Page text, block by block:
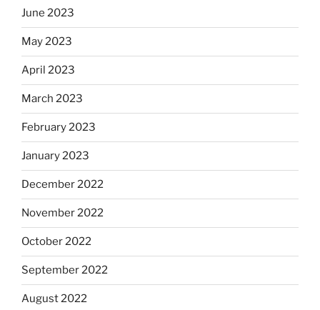
June 2023
May 2023
April 2023
March 2023
February 2023
January 2023
December 2022
November 2022
October 2022
September 2022
August 2022